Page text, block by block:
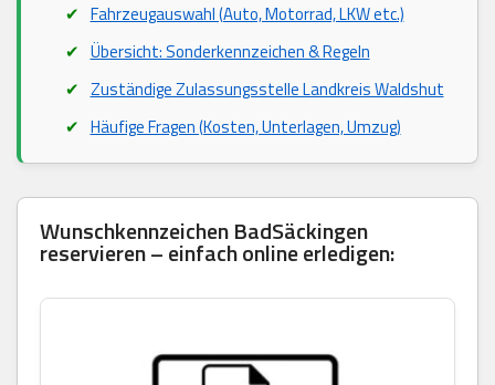
Fahrzeugauswahl (Auto, Motorrad, LKW etc.)
Übersicht: Sonderkennzeichen & Regeln
Zuständige Zulassungsstelle Landkreis Waldshut
Häufige Fragen (Kosten, Unterlagen, Umzug)
Wunschkennzeichen BadSäckingen
reservieren – einfach online erledigen: